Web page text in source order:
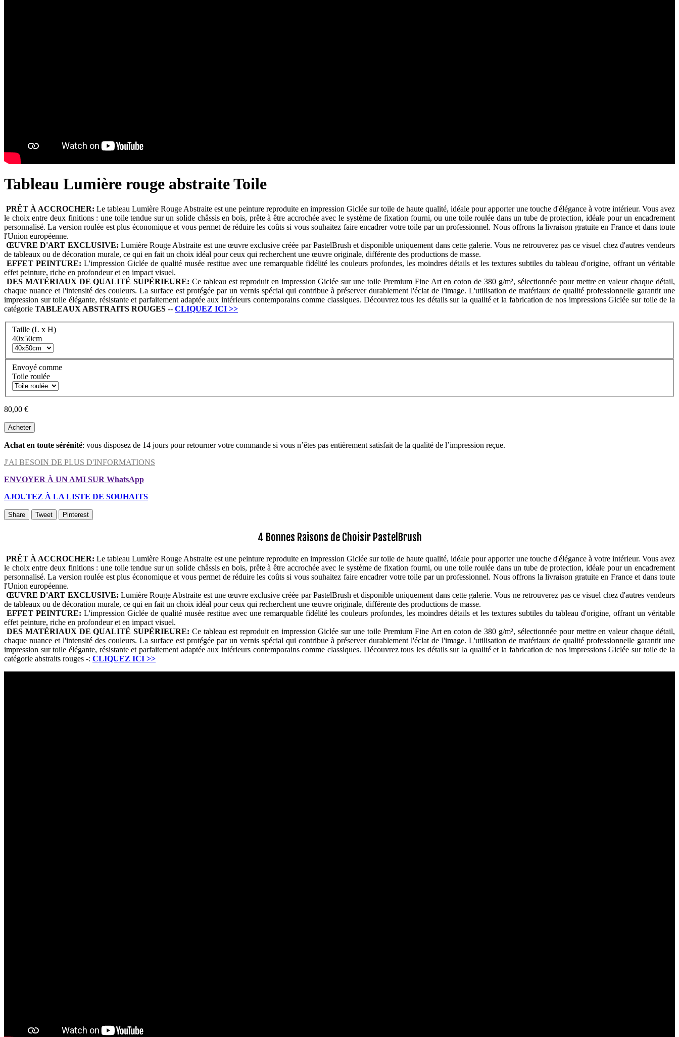
Tableau Lumière rouge abstraite Toile
PRÊT À ACCROCHER: Le tableau Lumière Rouge Abstraite est une peinture reproduite en impression Giclée sur toile de haute qualité, idéale pour apporter une touche d'élégance à votre intérieur. Vous avez
le choix entre deux finitions : une toile tendue sur un solide châssis en bois, prête à être accrochée avec le système de fixation fourni, ou une toile roulée dans un tube de protection, idéale pour un encadrement
personnalisé. La version roulée est plus économique et vous permet de réduire les coûts si vous souhaitez faire encadrer votre toile par un professionnel. Nous offrons la livraison gratuite en France et dans toute
l'Union européenne.
ŒUVRE D'ART EXCLUSIVE: Lumière Rouge Abstraite est une œuvre exclusive créée par PastelBrush et disponible uniquement dans cette galerie. Vous ne retrouverez pas ce visuel chez d'autres vendeurs
de tableaux ou de décoration murale, ce qui en fait un choix idéal pour ceux qui recherchent une œuvre originale, différente des productions de masse.
EFFET PEINTURE: L'impression Giclée de qualité musée restitue avec une remarquable fidélité les couleurs profondes, les moindres détails et les textures subtiles du tableau d'origine, offrant un véritable
effet peinture, riche en profondeur et en impact visuel.
DES MATÉRIAUX DE QUALITÉ SUPÉRIEURE: Ce tableau est reproduit en impression Giclée sur une toile Premium Fine Art en coton de 380 g/m², sélectionnée pour mettre en valeur chaque détail,
chaque nuance et l'intensité des couleurs. La surface est protégée par un vernis spécial qui contribue à préserver durablement l'éclat de l'image. L'utilisation de matériaux de qualité professionnelle garantit une
impression sur toile élégante, résistante et parfaitement adaptée aux intérieurs contemporains comme classiques. Découvrez tous les détails sur la qualité et la fabrication de nos impressions Giclée sur toile de la
catégorie TABLEAUX ABSTRAITS ROUGES -- CLIQUEZ ICI >>
Taille (L x H)
40x50cm
Envoyé comme
Toile roulée
80,00 €
Acheter
Achat en toute sérénité: vous disposez de 14 jours pour retourner votre commande si vous n’êtes pas entièrement satisfait de la qualité de l’impression reçue.
J'AI BESOIN DE PLUS D'INFORMATIONS
ENVOYER À UN AMI SUR WhatsApp
AJOUTEZ À LA LISTE DE SOUHAITS
Share Tweet Pinterest
4 Bonnes Raisons de Choisir PastelBrush
PRÊT À ACCROCHER: Le tableau Lumière Rouge Abstraite est une peinture reproduite en impression Giclée sur toile de haute qualité, idéale pour apporter une touche d'élégance à votre intérieur. Vous avez
le choix entre deux finitions : une toile tendue sur un solide châssis en bois, prête à être accrochée avec le système de fixation fourni, ou une toile roulée dans un tube de protection, idéale pour un encadrement
personnalisé. La version roulée est plus économique et vous permet de réduire les coûts si vous souhaitez faire encadrer votre toile par un professionnel. Nous offrons la livraison gratuite en France et dans toute
l'Union européenne.
ŒUVRE D'ART EXCLUSIVE: Lumière Rouge Abstraite est une œuvre exclusive créée par PastelBrush et disponible uniquement dans cette galerie. Vous ne retrouverez pas ce visuel chez d'autres vendeurs
de tableaux ou de décoration murale, ce qui en fait un choix idéal pour ceux qui recherchent une œuvre originale, différente des productions de masse.
EFFET PEINTURE: L'impression Giclée de qualité musée restitue avec une remarquable fidélité les couleurs profondes, les moindres détails et les textures subtiles du tableau d'origine, offrant un véritable
effet peinture, riche en profondeur et en impact visuel.
DES MATÉRIAUX DE QUALITÉ SUPÉRIEURE: Ce tableau est reproduit en impression Giclée sur une toile Premium Fine Art en coton de 380 g/m², sélectionnée pour mettre en valeur chaque détail,
chaque nuance et l'intensité des couleurs. La surface est protégée par un vernis spécial qui contribue à préserver durablement l'éclat de l'image. L'utilisation de matériaux de qualité professionnelle garantit une
impression sur toile élégante, résistante et parfaitement adaptée aux intérieurs contemporains comme classiques. Découvrez tous les détails sur la qualité et la fabrication de nos impressions Giclée sur toile de la
catégorie abstraits rouges -: CLIQUEZ ICI >>